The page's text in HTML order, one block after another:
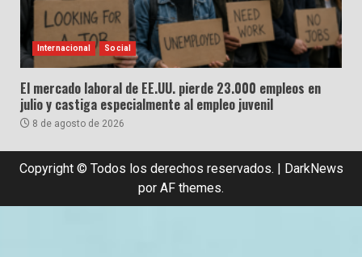
Internacional Social
El mercado laboral de EE.UU. pierde 23.000 empleos en
julio y castiga especialmente al empleo juvenil
8 de agosto de 2026
Copyright © Todos los derechos reservados. | DarkNews
por AF themes.